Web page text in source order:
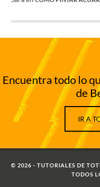
Encuentra todo lo
de
IR A
© 2026 - TUTORIALES DE
TODOS